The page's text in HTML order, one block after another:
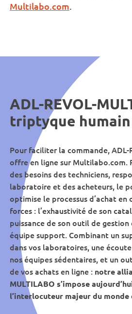
Multilabo.com.
ADL-REVOL-
triptyque
Pour faciliter la commande, ADL-
offre en ligne sur Multilabo.com.
des besoins des techniciens,
laboratoire et des acheteurs, le
optimise le processus d’achat
forces : l’exhaustivité de son
puissance de son outil de gestion
équipe support. Combinant un
dans vos laboratoires, une
nos équipes sédentaires, et un
de vos achats en ligne : notre
MULTILABO s’impose
l’interlocuteur majeur du